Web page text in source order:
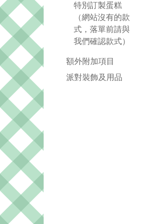
特別訂製蛋糕
（網站沒有的款
式，落單前請與
我們確認款式）
額外附加項目
派對裝飾及用品